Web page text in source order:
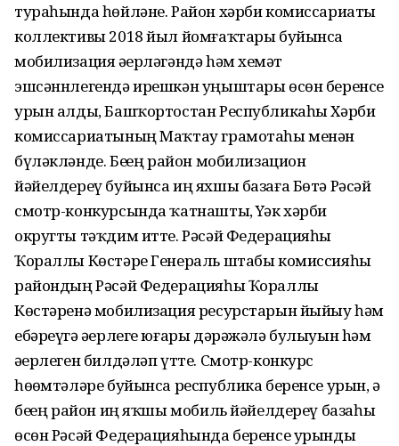
тураһында һөйләне. Район хәрби комиссариаты
коллективы 2018 йыл йомғаҡтары буйынса
мобилизация әҙерләгәндә hәм хеҙмәт
эшсәннлегендә ирешкән уңыштары өсөн беренсе
урын алды, Башҡортостан Республикаһы Хәрби
комиссариатының Маҡтау грамотаһы менән
бүләкләнде. Беҙҙең район мобилизацион
йәйелдереү буйынса иң яхшы базаға Бөтә Рәсәй
смотр-конкурсында ҡатнашты, Yҙәк хәрби
округты тәҡдим итте. Рәсәй Федерацияһы
Ҡораллы Көстәре Генераль штабы комиссияһы
райондың Рәсәй Федерацияһы Ҡораллы
Көстәренә мобилизация ресурстарын йыйыу һәм
ебәреүгә әҙерлеге юғары дәрәжәлә булыуын hәм
әҙерлеген билдәләп үтте. Смотр-конкурс
һөҙөмтәләре буйынса республика беренсе урын, ә
беҙҙең район иң яҡшы мобиль йәйелдереү базаһы
өсөн Рәсәй Федерацияһында беренсе урынды